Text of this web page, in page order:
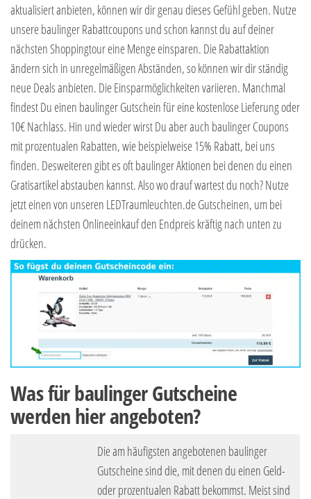
aktualisiert anbieten, können wir dir genau dieses Gefühl geben. Nutze
unsere baulinger Rabattcoupons und schon kannst du auf deiner
nächsten Shoppingtour eine Menge einsparen. Die Rabattaktion
ändern sich in unregelmäßigen Abständen, so können wir dir ständig
neue Deals anbieten. Die Einsparmöglichkeiten variieren. Manchmal
findest Du einen baulinger Gutschein für eine kostenlose Lieferung oder
10€ Nachlass. Hin und wieder wirst Du aber auch baulinger Coupons
mit prozentualen Rabatten, wie beispielweise 15% Rabatt, bei uns
finden. Desweiteren gibt es oft baulinger Aktionen bei denen du einen
Gratisartikel abstauben kannst. Also wo drauf wartest du noch? Nutze
jetzt einen von unseren LEDTraumleuchten.de Gutscheinen, um bei
deinem nächsten Onlineeinkauf den Endpreis kräftig nach unten zu
drücken.
Was für baulinger Gutscheine
werden hier angeboten?
Die am häufigsten angebotenen baulinger
Gutscheine sind die, mit denen du einen Geld-
oder prozentualen Rabatt bekommst. Meist sind